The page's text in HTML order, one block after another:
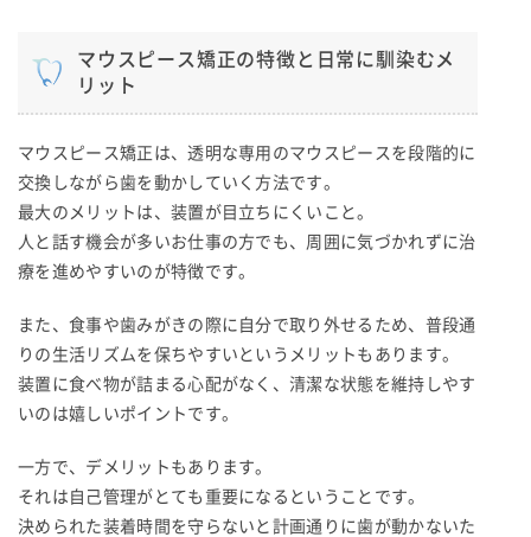
マウスピース矯正の特徴と日常に馴染むメ
リット
マウスピース矯正は、透明な専用のマウスピースを段階的に
交換しながら歯を動かしていく方法です。
最大のメリットは、装置が目立ちにくいこと。
人と話す機会が多いお仕事の方でも、周囲に気づかれずに治
療を進めやすいのが特徴です。
また、食事や歯みがきの際に自分で取り外せるため、普段通
りの生活リズムを保ちやすいというメリットもあります。
装置に食べ物が詰まる心配がなく、清潔な状態を維持しやす
いのは嬉しいポイントです。
一方で、デメリットもあります。
それは自己管理がとても重要になるということです。
決められた装着時間を守らないと計画通りに歯が動かないた